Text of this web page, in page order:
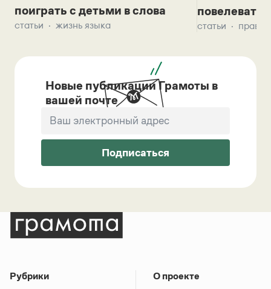
поиграть с детьми в слова
статьи жизнь языка
повелевать
статьи
Новые публикации Грамоты в
вашей почте
Подписаться
Рубрики О проекте